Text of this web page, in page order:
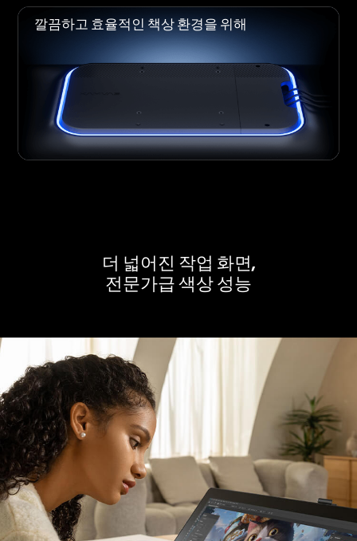
깔끔하고 효율적인 책상 환경을 위해
더 넓어진 작업 화면,
전문가급 색상 성능